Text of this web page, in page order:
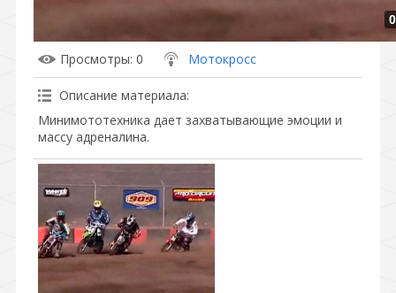
Просмотры: 0 Мотокросс
Описание материала:
Минимототехника дает захватывающие эмоции и
массу адреналина.